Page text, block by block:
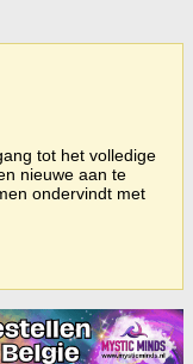
tot het volledige
nieuwe aan te
ondervindt met